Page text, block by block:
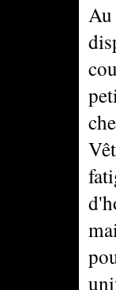
Au